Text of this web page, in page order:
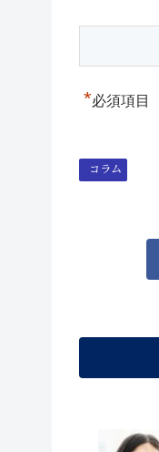
*必須項目
コラム